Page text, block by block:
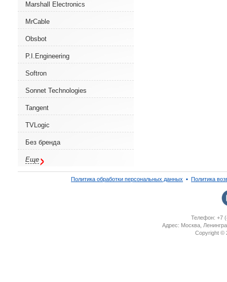
Marshall Electronics
MrCable
Obsbot
P.I.Engineering
Softron
Sonnet Technologies
Tangent
TVLogic
Без бренда
Еще
Политика обработки персональных данных ▪ Политика
Телефон: +7
Адрес: Москва,
Copyright ©